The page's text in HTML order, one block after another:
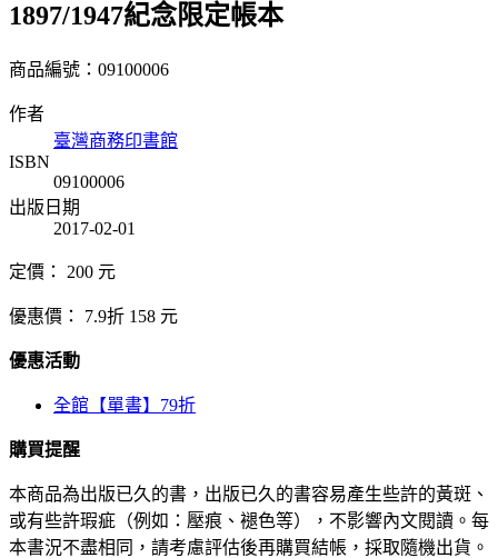
1897/1947紀念限定帳本
商品編號：09100006
作者
臺灣商務印書館
ISBN
09100006
出版日期
2017-02-01
定價： 200 元
優惠價： 7.9折 158 元
優惠活動
全館【單書】79折
購買提醒
本商品為出版已久的書，出版已久的書容易產生些許的黃斑、
或有些許瑕疵（例如：壓痕、褪色等），不影響內文閱讀。每
本書況不盡相同，請考慮評估後再購買結帳，採取隨機出貨。